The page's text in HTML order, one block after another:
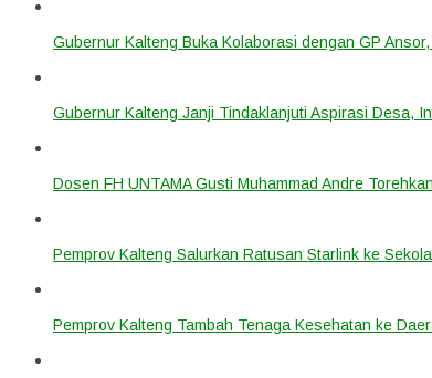
Gubernur Kalteng Buka Kolaborasi dengan GP
Gubernur Kalteng Janji Tindaklanjuti Aspirasi Desa,
Dosen FH UNTAMA Gusti Muhammad Andre
Pemprov Kalteng Salurkan Ratusan Starlink ke
Pemprov Kalteng Tambah Tenaga Kesehatan ke